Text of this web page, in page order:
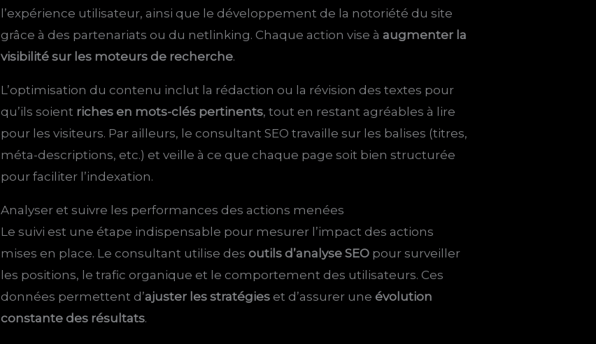
l’expérience utilisateur, ainsi que le développement de la notoriété du site
grâce à des partenariats ou du netlinking. Chaque action vise à augmenter la
visibilité sur les moteurs de recherche.
L’optimisation du contenu inclut la rédaction ou la révision des textes pour
qu’ils soient riches en mots-clés pertinents, tout en restant agréables à lire
pour les visiteurs. Par ailleurs, le consultant SEO travaille sur les balises (titres,
méta-descriptions, etc.) et veille à ce que chaque page soit bien structurée
pour faciliter l’indexation.
Analyser et suivre les performances des actions menées
Le suivi est une étape indispensable pour mesurer l’impact des actions
mises en place. Le consultant utilise des outils d’analyse SEO pour surveiller
les positions, le trafic organique et le comportement des utilisateurs. Ces
données permettent d’ajuster les stratégies et d’assurer une évolution
constante des résultats.